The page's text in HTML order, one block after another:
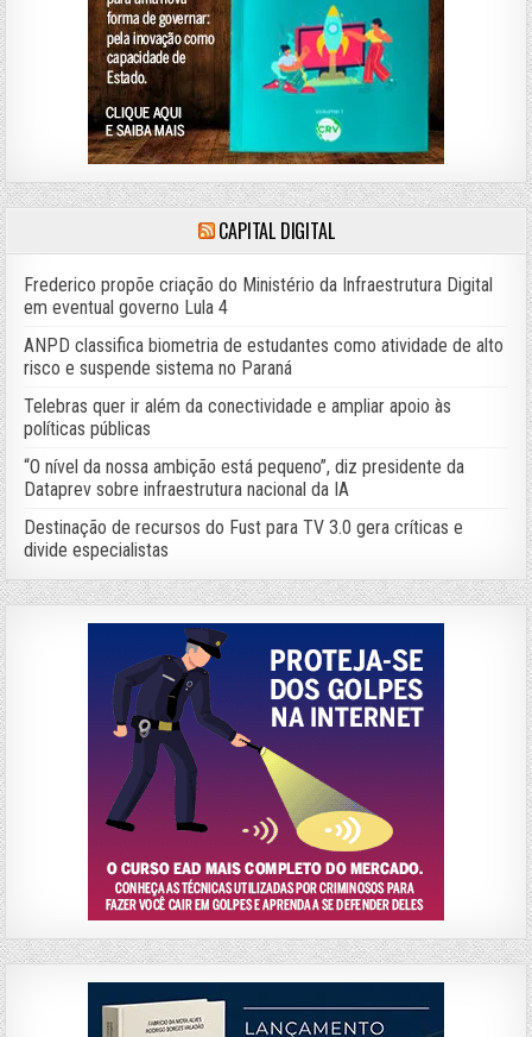
CAPITAL DIGITAL
Frederico propõe criação do Ministério da Infraestrutura Digital
em eventual governo Lula 4
ANPD classifica biometria de estudantes como atividade de alto
risco e suspende sistema no Paraná
Telebras quer ir além da conectividade e ampliar apoio às
políticas públicas
“O nível da nossa ambição está pequeno”, diz presidente da
Dataprev sobre infraestrutura nacional da IA
Destinação de recursos do Fust para TV 3.0 gera críticas e
divide especialistas